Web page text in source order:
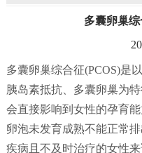
多囊卵巢
多囊卵巢综合征(PCOS)是
胰岛素抵抗、多囊卵巢为
会直接影响到女性的孕育
卵泡未发育成熟不能正常
疾病且不及时治疗的女性